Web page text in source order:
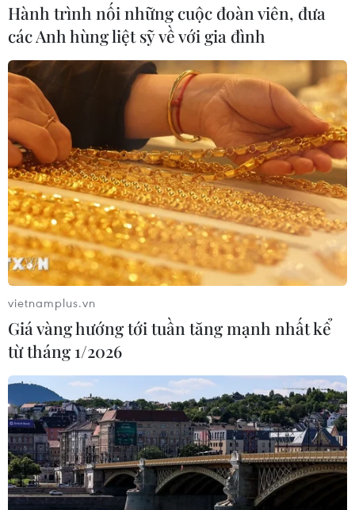
Hành trình nối những cuộc đoàn viên, đưa
các Anh hùng liệt sỹ về với gia đình
vietnamplus.vn
Giá vàng hướng tới tuần tăng mạnh nhất kể
từ tháng 1/2026